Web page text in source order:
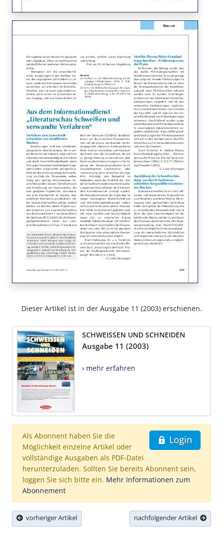
Dieser Artikel ist in der Ausgabe 11 (2003) erschienen.
SCHWEISSEN UND SCHNEIDEN
Ausgabe 11 (2003)
› mehr erfahren
Login
Als Abonnent haben Sie die
Möglichkeit einzelne Artikel oder
vollständige Ausgaben als PDF-Datei
herunterzuladen. Sollten Sie bereits Abonnent sein,
loggen Sie sich bitte ein. Mehr Informationen zum
Abonnement
vorheriger Artikel nachfolgender Artikel